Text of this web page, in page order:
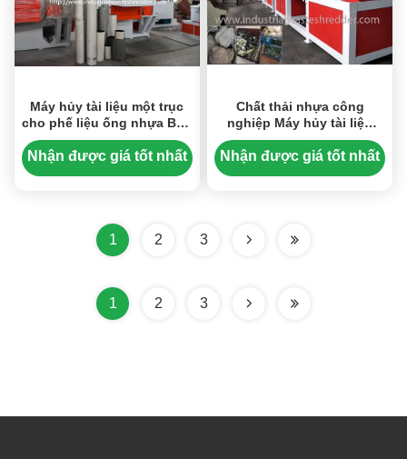
Máy hủy tài liệu một trục
cho phế liệu ống nhựa Bao
gồm PE / PP / PPR / ABS /
PVC
Nhận được giá tốt nhất
Chất thải nhựa công
nghiệp Máy hủy tài liệu
trục kép Tiêu thụ năng
lượng thấp
Nhận được giá tốt nhất
1 2 3
1 2 3